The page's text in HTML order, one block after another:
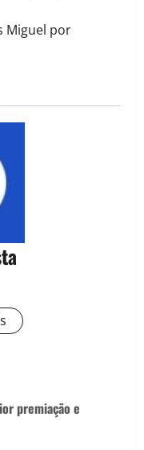
Miguel por
premiação e